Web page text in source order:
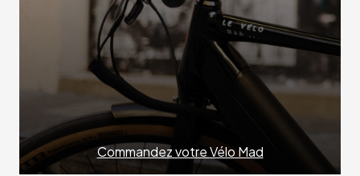
Commandez votreVélo Mad